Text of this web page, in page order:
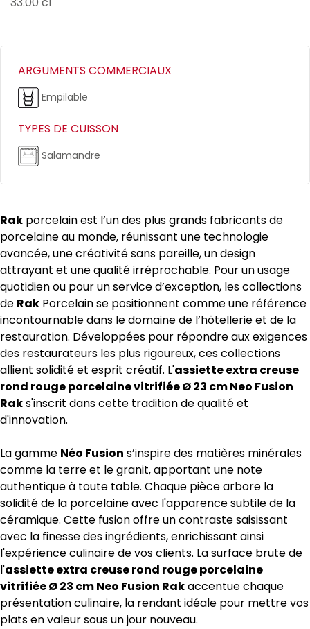
ARGUMENTS COMMERCIAUX
Empilable
TYPES DE CUISSON
Salamandre
Rak porcelain est l’un des plus grands fabricants de
porcelaine au monde, réunissant une technologie
avancée, une créativité sans pareille, un design
attrayant et une qualité irréprochable. Pour un usage
quotidien ou pour un service d’exception, les collections
de Rak Porcelain se positionnent comme une référence
incontournable dans le domaine de l’hôtellerie et de la
restauration. Développées pour répondre aux exigences
des restaurateurs les plus rigoureux, ces collections
allient solidité et esprit créatif. L'assiette extra creuse
rond rouge porcelaine vitrifiée Ø 23 cm Neo Fusion
Raks'inscrit dans cette tradition de qualité et
d'innovation.
La gamme Néo Fusion s’inspire des matières minérales
comme la terre et le granit, apportant une note
authentique à toute table. Chaque pièce arbore la
solidité de la porcelaine avec l'apparence subtile de la
céramique. Cette fusion offre un contraste saisissant
avec la finesse des ingrédients, enrichissant ainsi
l'expérience culinaire de vos clients. La surface brute de
l'assiette extra creuse rond rouge porcelaine
vitrifiée Ø 23 cm Neo Fusion Rakaccentue chaque
présentation culinaire, la rendant idéale pour mettre vos
plats en valeur sous un jour nouveau.